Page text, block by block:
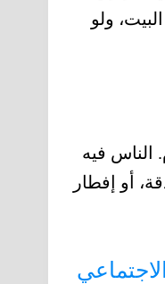
ولو
. الناس فيه
أو إفطار